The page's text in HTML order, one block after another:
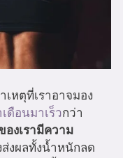
เหตุที่เราอาจมอง
ดือนมาเร็วกว่า
องเรามีความ
งผลทั้งน้ำหนักลด